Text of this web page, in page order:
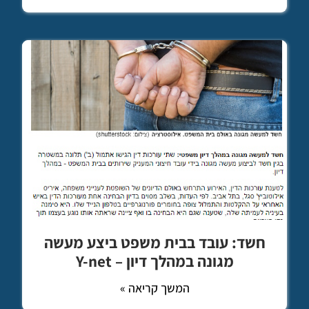
חשד: עובד בבית משפט ביצע מעשה
מגונה במהלך דיון – Y-net
המשך קריאה »